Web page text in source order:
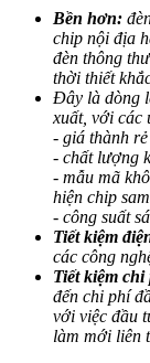
Bền hơn:
chip nội địa
đèn thông
thời thiết
Đây là dòng
xuất, với các
- giá thành
- chất lượng
- mẫu mã
hiện chip
- công suất
Tiết kiệm
các công
Tiết kiệm chi
đến chi phí
với việc đầu
làm mới liên